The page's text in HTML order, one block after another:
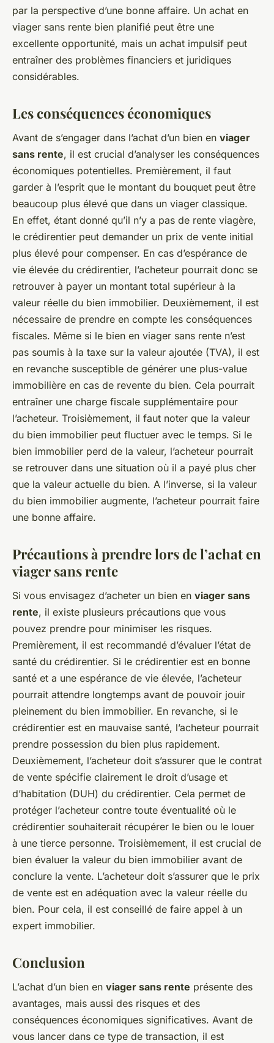
par la perspective d’une bonne affaire. Un achat en
viager sans rente bien planifié peut être une
excellente opportunité, mais un achat impulsif peut
entraîner des problèmes financiers et juridiques
considérables.
Les conséquences économiques
Avant de s’engager dans l’achat d’un bien en viager
sans rente, il est crucial d’analyser les conséquences
économiques potentielles. Premièrement, il faut
garder à l’esprit que le montant du bouquet peut être
beaucoup plus élevé que dans un viager classique.
En effet, étant donné qu’il n’y a pas de rente viagère,
le crédirentier peut demander un prix de vente initial
plus élevé pour compenser. En cas d’espérance de
vie élevée du crédirentier, l’acheteur pourrait donc se
retrouver à payer un montant total supérieur à la
valeur réelle du bien immobilier. Deuxièmement, il est
nécessaire de prendre en compte les conséquences
fiscales. Même si le bien en viager sans rente n’est
pas soumis à la taxe sur la valeur ajoutée (TVA), il est
en revanche susceptible de générer une plus-value
immobilière en cas de revente du bien. Cela pourrait
entraîner une charge fiscale supplémentaire pour
l’acheteur. Troisièmement, il faut noter que la valeur
du bien immobilier peut fluctuer avec le temps. Si le
bien immobilier perd de la valeur, l’acheteur pourrait
se retrouver dans une situation où il a payé plus cher
que la valeur actuelle du bien. A l’inverse, si la valeur
du bien immobilier augmente, l’acheteur pourrait faire
une bonne affaire.
Précautions à prendre lors de l’achat en
viager sans rente
Si vous envisagez d’acheter un bien en viager sans
rente, il existe plusieurs précautions que vous
pouvez prendre pour minimiser les risques.
Premièrement, il est recommandé d’évaluer l’état de
santé du crédirentier. Si le crédirentier est en bonne
santé et a une espérance de vie élevée, l’acheteur
pourrait attendre longtemps avant de pouvoir jouir
pleinement du bien immobilier. En revanche, si le
crédirentier est en mauvaise santé, l’acheteur pourrait
prendre possession du bien plus rapidement.
Deuxièmement, l’acheteur doit s’assurer que le contrat
de vente spécifie clairement le droit d’usage et
d’habitation (DUH) du crédirentier. Cela permet de
protéger l’acheteur contre toute éventualité où le
crédirentier souhaiterait récupérer le bien ou le louer
à une tierce personne. Troisièmement, il est crucial de
bien évaluer la valeur du bien immobilier avant de
conclure la vente. L’acheteur doit s’assurer que le prix
de vente est en adéquation avec la valeur réelle du
bien. Pour cela, il est conseillé de faire appel à un
expert immobilier.
Conclusion
L’achat d’un bien en viager sans rente présente des
avantages, mais aussi des risques et des
conséquences économiques significatives. Avant de
vous lancer dans ce type de transaction, il est